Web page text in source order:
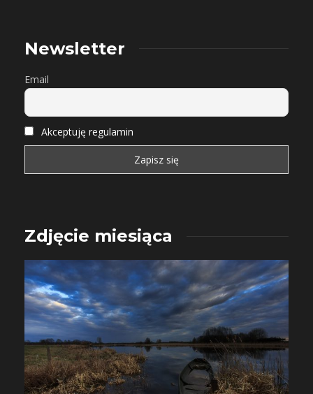
Newsletter
Email
Akceptuję regulamin
Zdjęcie miesiąca